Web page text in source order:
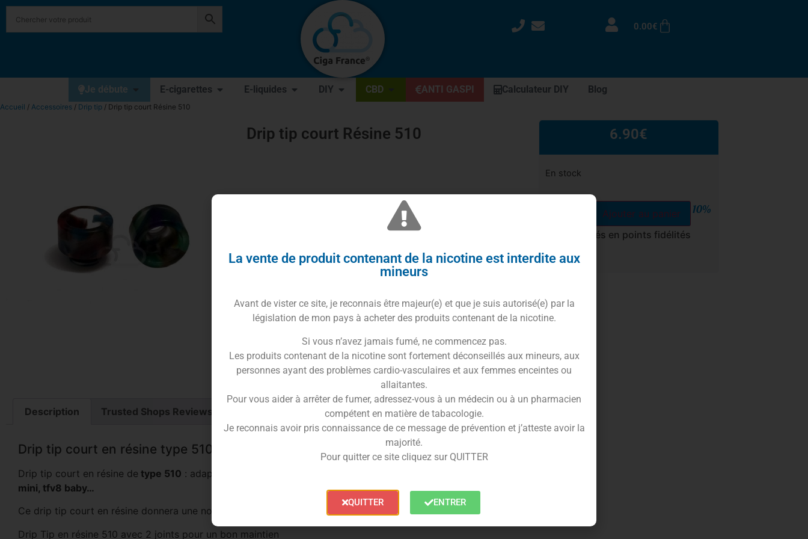
0.00€
Je débute E-cigarettes E-liquides DIY CBD ANTI GASPI Calculateur DIY Blog
Accueil / Accessoires / Drip tip / Drip tip court Résine 510
Drip tip court Résine 510
Vendu dans boîte individuelle.
Coloris unique et aléatoire
Fabriqué par Aleader
6.90€
En stock
Ajouter au panier 10%
cumulés en points fidélités
Description Trusted Shops Reviews
Drip tip court en résine type 510
Drip tip court en résine de type 510 : adapté à tous les clearomiseurs de type 510 comme
mini, tfv8 baby…
Ce drip tip court en résine donnera une note colorée et originale à votre clearomiseur
Drip Tip en résine 510 avec 2 joints pour un bon maintien
La vente de produit contenant de la nicotine est interdite aux
mineurs
Avant de vister ce site, je reconnais être majeur(e) et que je suis autorisé(e) par la
législation de mon pays à acheter des produits contenant de la nicotine.
Si vous n’avez jamais fumé, ne commencez pas.
Les produits contenant de la nicotine sont fortement déconseillés aux mineurs, aux
personnes ayant des problèmes cardio-vasculaires et aux femmes enceintes ou
allaitantes.
Pour vous aider à arrêter de fumer, adressez-vous à un médecin ou à un pharmacien
compétent en matière de tabacologie.
Je reconnais avoir pris connaissance de ce message de prévention et j’atteste avoir la
majorité.
Pour quitter ce site cliquez sur QUITTER
QUITTER ENTRER